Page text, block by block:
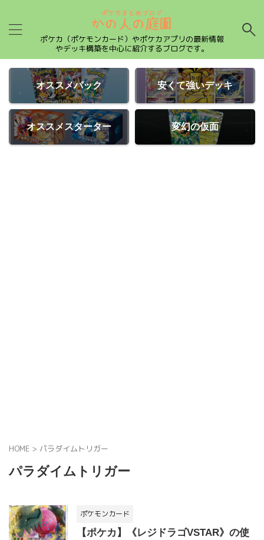
ポケカ（ポケモンカード）やポケカアプリの最新情報
やデッキ構築を中心に紹介するブログです。
オススメパック 安くて強いデッキ
オススメスターター 変幻の仮面
HOME > パラダイムトリガー
パラダイムトリガー
ポケモンカード
【ポケカ】《レジドラゴVSTAR》の使